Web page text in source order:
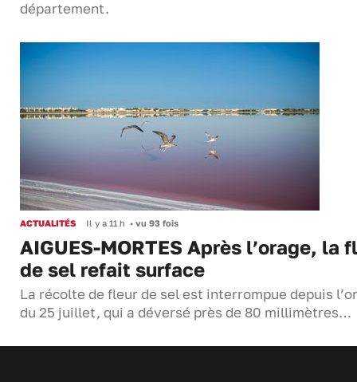
département.
ACTUALITÉS Il y a 11 h • vu 93 fois
AIGUES-MORTES Après l’orage, la
de sel refait surface
La récolte de fleur de sel est interrompue depuis
du 25 juillet, qui a déversé près de 80 millimètres…